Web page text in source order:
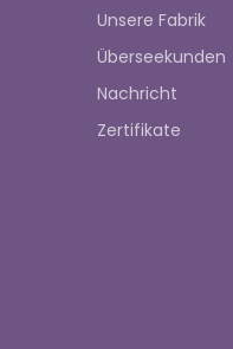
Unsere Fabrik
Überseekunden
Nachricht
Zertifikate